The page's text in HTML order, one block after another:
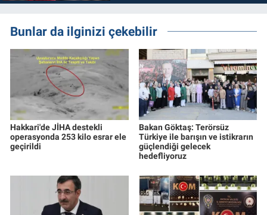
Bunlar da ilginizi çekebilir
Hakkari'de JİHA destekli
operasyonda 253 kilo esrar ele
geçirildi
Bakan Göktaş: Terörsüz
Türkiye ile barışın ve istikrarın
güçlendiği gelecek
hedefliyoruz